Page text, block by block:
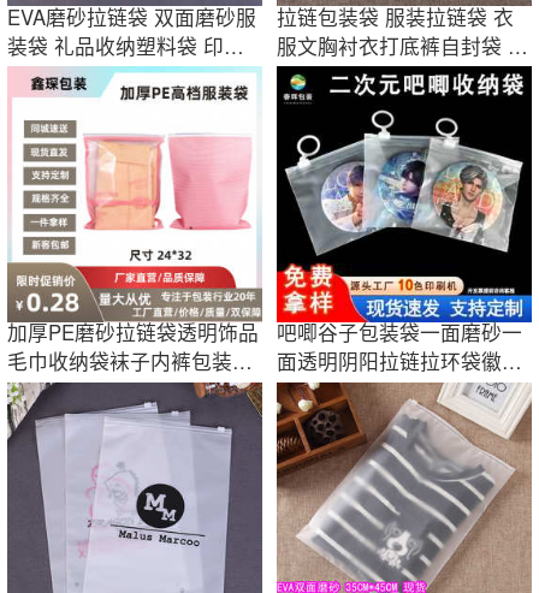
EVA磨砂拉链袋 双面磨砂服
装袋 礼品收纳塑料袋 印刷
LOGO
拉链包装袋 服装拉链袋 衣
服文胸衬衣打底裤自封袋 透
明磨砂袋
加厚PE磨砂拉链袋透明饰品
毛巾收纳袋袜子内裤包装袋
商用现货批发
吧唧谷子包装袋一面磨砂一
面透明阴阳拉链拉环袋徽章
二次元收纳袋